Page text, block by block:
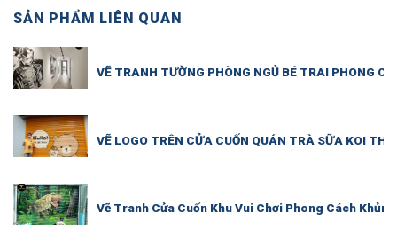
SẢN PHẨM LIÊN QUAN
VẼ TRANH TƯỜNG PHÒNG NGỦ BÉ TRAI PHONG
VẼ LOGO TRÊN CỬA CUỐN QUÁN TRÀ SỮA KOI
Vẽ Tranh Cửa Cuốn Khu Vui Chơi Phong Cách